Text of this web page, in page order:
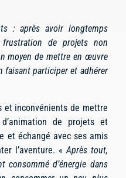
: après avoir longtemps
de projets non
moyen de mettre en œuvre
faisant participer et adhérer
et inconvénients de mettre
de projets et
et échangé avec ses amis
l’aventure. « Après tout,
consommé d’énergie dans